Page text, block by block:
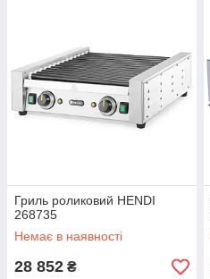
Гриль роликовий HENDI
268735
Немає в наявності
28 852 ₴